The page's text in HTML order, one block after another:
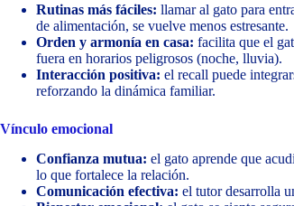
Rutinas más fáciles: llamar al gato para
de alimentación, se vuelve menos estresante.
Orden y armonía en casa: facilita que el
fuera en horarios peligrosos (noche, lluvia).
Interacción positiva: el recall puede
reforzando la dinámica familiar.
Vínculo emocional
Confianza mutua: el gato aprende que
lo que fortalece la relación.
Comunicación efectiva: el tutor desarrolla